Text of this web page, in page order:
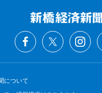
について